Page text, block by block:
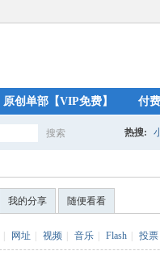
原创单部【VIP免费】 付
搜索 热搜:
我的分享 随便看看
网址 视频 音乐 Flash 投票